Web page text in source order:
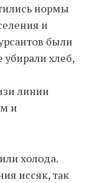
нормы
и
были
хлеб,
линии
и
холода.
иссяк, так